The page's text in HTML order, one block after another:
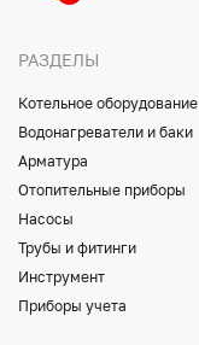
РАЗДЕЛЫ
Котельное оборудование
Водонагреватели и баки
Арматура
Отопительные приборы
Насосы
Трубы и фитинги
Инструмент
Приборы учета